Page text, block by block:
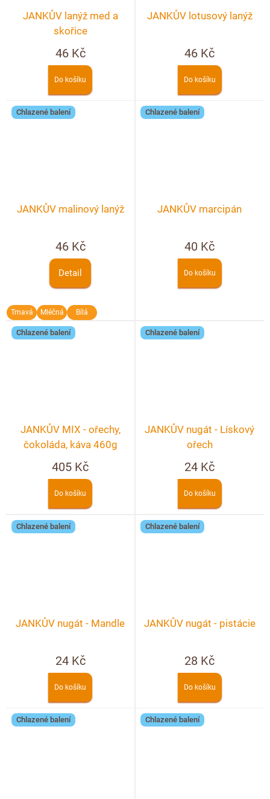
JANKŮV lanýž med a
skořice
46 Kč
Do košíku
JANKŮV lotusový lanýž
46 Kč
Do košíku
Chlazené balení
JANKŮV malinový lanýž
46 Kč
Detail
Tmavá Mléčná Bílá
Chlazené balení
JANKŮV marcipán
40 Kč
Do košíku
Chlazené balení
JANKŮV MIX - ořechy,
čokoláda, káva 460g
405 Kč
Do košíku
Chlazené balení
JANKŮV nugát - Lískový
ořech
24 Kč
Do košíku
Chlazené balení
JANKŮV nugát - Mandle
24 Kč
Do košíku
Chlazené balení
JANKŮV nugát - pistácie
28 Kč
Do košíku
Chlazené balení Chlazené balení